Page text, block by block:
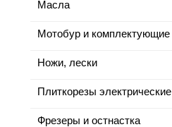
Масла
Мотобур и комплектующие
Ножи, лески
Плиткорезы электрические
Фрезеры и остнастка